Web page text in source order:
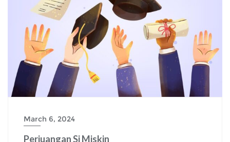
March 6, 2024
Perjuangan Si Miskin